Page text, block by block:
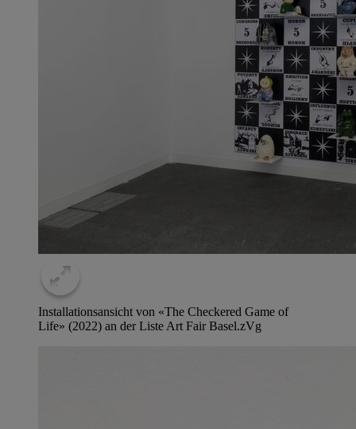
Installationsansicht von «The Checkered Game of
Life» (2022) an der Liste Art Fair Basel.zVg